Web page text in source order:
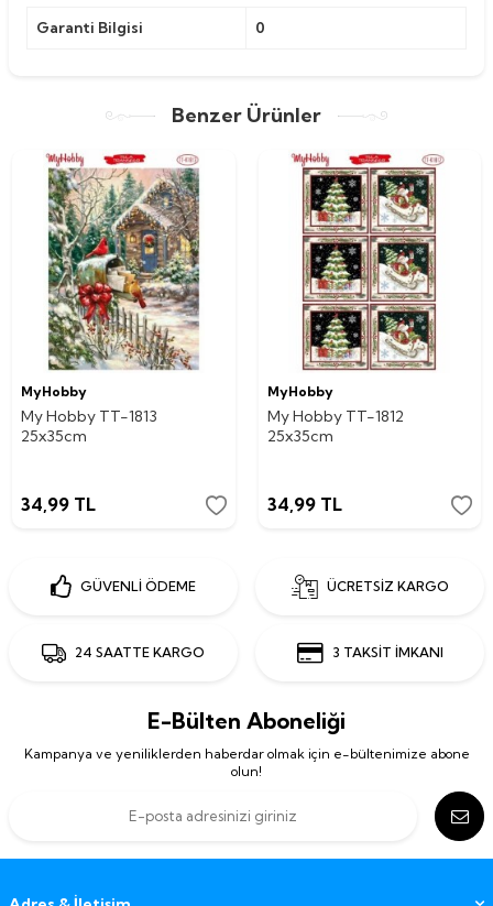
Garanti Bilgisi 0
Benzer Ürünler
MyHobby
My Hobby TT-1813
25x35cm
34,99 TL
MyHobby
My Hobby TT-1812
25x35cm
34,99TL
GÜVENLİ ÖDEME ÜCRETSİZ KARGO
24 SAATTE KARGO 3 TAKSİT İMKANI
E-Bülten Aboneliği
Kampanya ve yeniliklerden haberdar olmak için e-bültenimize abone
olun!